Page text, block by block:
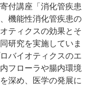
付講座「消化管疾患
機能性消化管疾患の
ティクスの効果とそ
研究を実施していま
バイオティクスのエ
フローラや腸内環境
深め、医学の発展に